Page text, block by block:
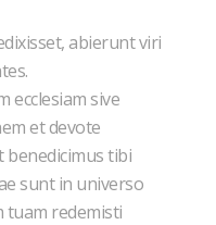
abierunt viri
ecclesiam sive
et devote
benedicimus tibi
sunt in universo
tuam redemisti